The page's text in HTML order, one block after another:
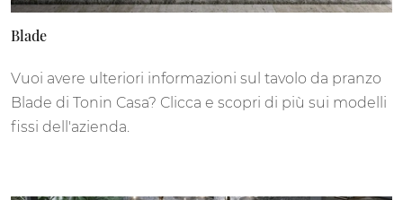
Blade
Vuoi avere ulteriori informazioni sul tavolo da pranzo
Blade di Tonin Casa? Clicca e scopri di più sui modelli
fissi dell'azienda.